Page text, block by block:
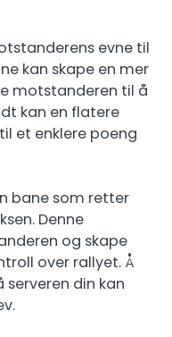
evne til
kan skape en mer
motstanderen til å
kan en flatere
et enklere poeng
bane som retter
Denne
og skape
over rallyet. Å
serveren din kan